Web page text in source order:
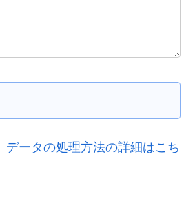
データの処理方法の詳細はこち